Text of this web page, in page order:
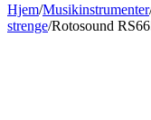
Hjem/Musikinstrumenter
strenge/Rotosound